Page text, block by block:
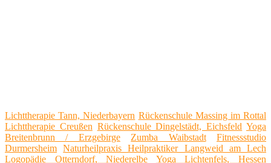
Lichttherapie Tann, Niederbayern Rückenschule Massing im Rottal
Lichttherapie Creußen Rückenschule Dingelstädt, Eichsfeld Yoga
Breitenbrunn / Erzgebirge
Zumba Waibstadt
Fitnessstudio
Durmersheim
Naturheilpraxis Heilpraktiker Langweid am Lech
Logopädie Otterndorf, Niederelbe
Yoga Lichtenfels, Hessen